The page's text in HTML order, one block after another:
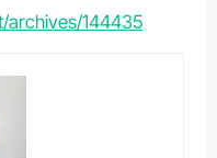
archives/144435